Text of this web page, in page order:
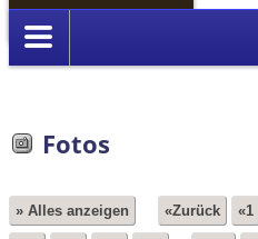
Anmelden
Fotos
» Alles anzeigen «Zurück «1